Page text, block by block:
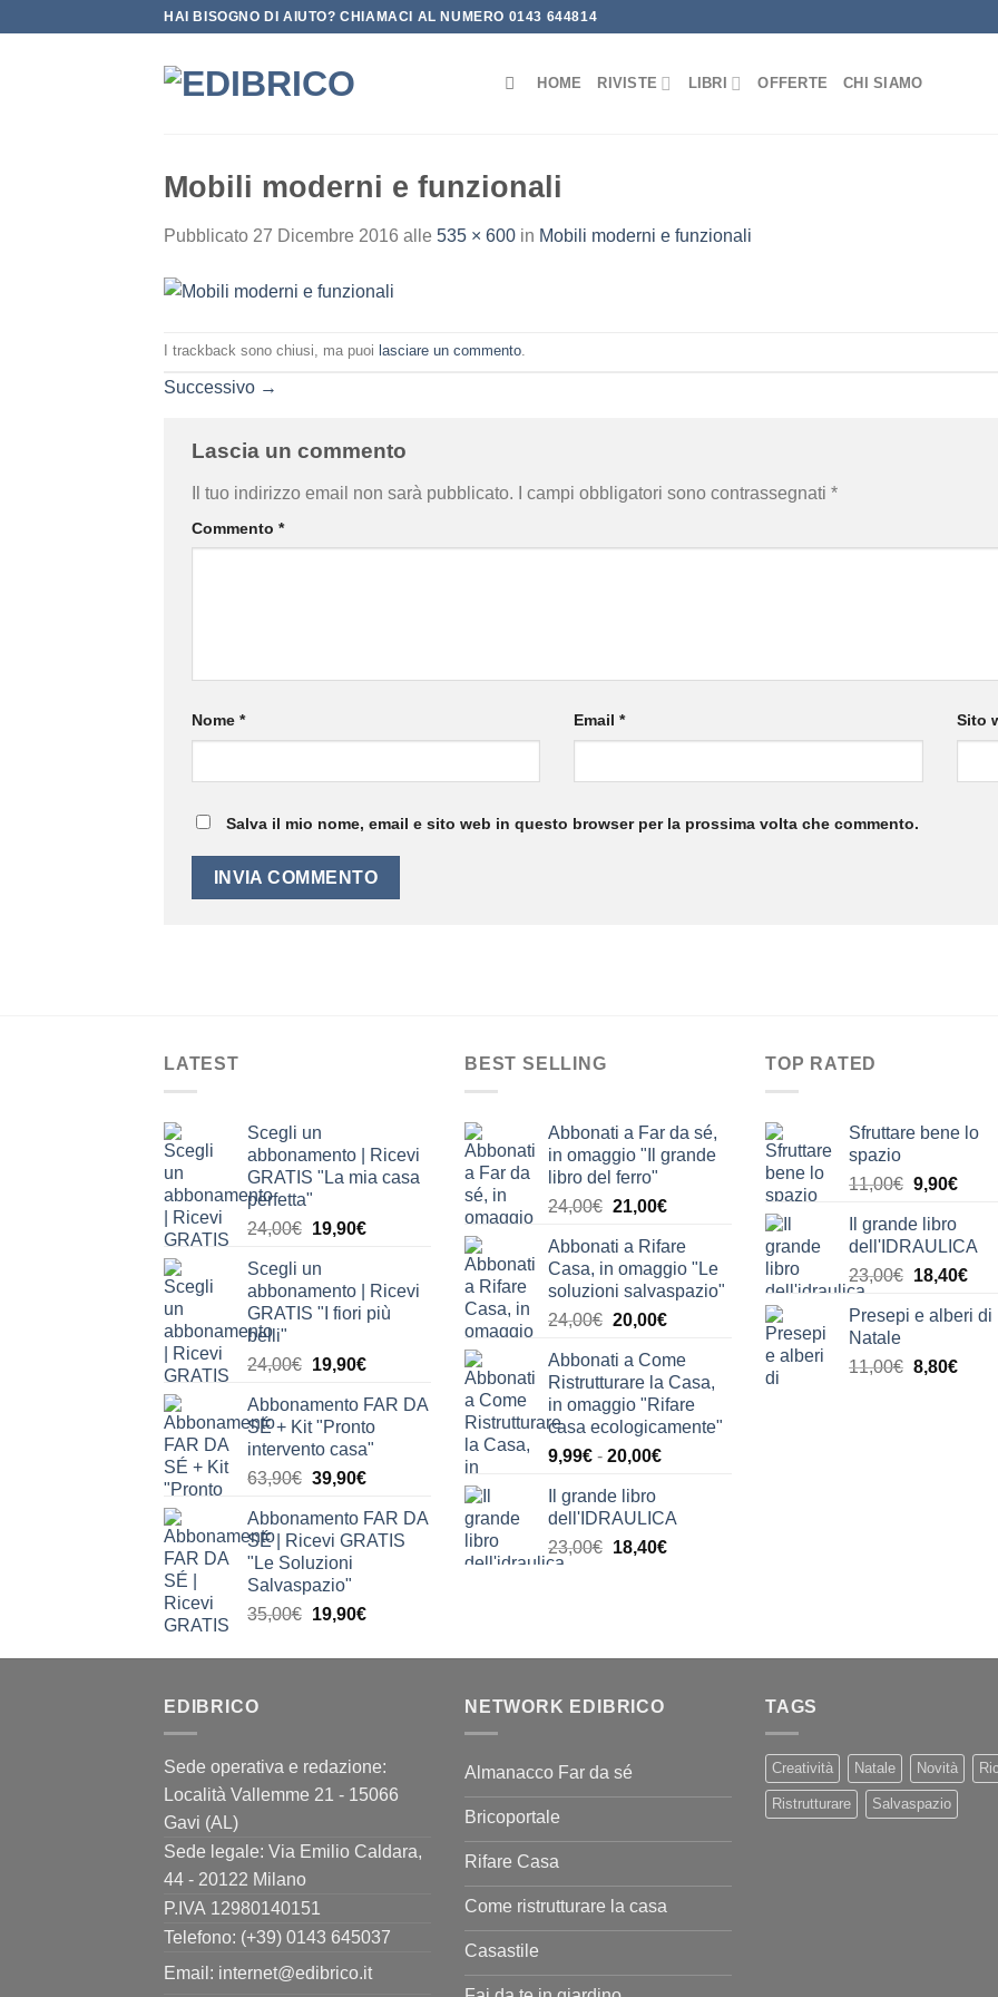
HAI BISOGNO DI AIUTO? CHIAMACI AL NUMERO 0143 644814
HOME RIVISTE LIBRI OFFERTE CHI SIAMO
Mobili moderni e funzionali
Pubblicato 27 Dicembre 2016 alle 535 × 600 in Mobili moderni e funzionali
I trackback sono chiusi, ma puoi lasciare un commento.
Successivo →
Lascia un commento
Il tuo indirizzo email non sarà pubblicato. I campi obbligatori sono contrassegnati *
Commento *
Nome * Email* Sito
Salva il mio nome, email e sito web in questo browser per la prossima volta che commento.
LATEST
Scegli un
abbonamento | Ricevi
GRATIS "La mia casa
perfetta"
24,00€ Il
originale
era:
24,00€.
19,90€Il
è:
19,90€.
Scegli un
abbonamento | Ricevi
GRATIS "I fiori più
belli"
24,00€ Il
originale
era:
24,00€.
19,90€Il
attuale
è:
19,90€.
Abbonamento FAR DA
SÉ + Kit "Pronto
intervento casa"
63,90€ Il
originale
era:
63,90€.
39,90€Il
attuale
è:
Abbonamento FAR DA
SÉ | Ricevi GRATIS
"Le Soluzioni
Salvaspazio"
35,00€ Il
originale
19,90€Il
attuale
BEST SELLING
Abbonati a Far da sé,
in omaggio "Il grande
libro del ferro"
24,00€ Il
originale
era:
24,00€.
21,00€Il
attuale
è:
21,00€.
Abbonati a Rifare
Casa, in omaggio "Le
soluzioni salvaspazio"
24,00€ Il
originale
era:
24,00€.
20,00€Il
attuale
è:
20,00€.
Abbonati a Come
Ristrutturare la Casa,
in omaggio "Rifare
casa ecologicamente"
9,99€ - 20,00€Fascia
da
9,99€
Il grande libro
dell'IDRAULICA
23,00€ Il
18,40€Il
TOP RATED
Sfruttare bene lo
spazio
11,00€ Il
originale
era:
11,00€.
9,90€Il
è:
Il grande libro
dell'IDRAULICA
23,00€ Il
originale
23,00€.
18,40€Il
Presepi e alberi di
Natale
11,00€ Il
8,80€Il
EDIBRICO
Sede operativa e redazione:
Località Vallemme 21 - 15066
Gavi (AL)
Sede legale: Via Emilio Caldara,
44 - 20122 Milano
P.IVA 12980140151
Telefono: (+39) 0143 645037
Email: internet@edibrico.it
NETWORK EDIBRICO
Almanacco Far da sé
Bricoportale
Rifare Casa
Come ristrutturare la casa
Casastile
TAGS
Creatività Natale Novità
Ristrutturare Salvaspazio